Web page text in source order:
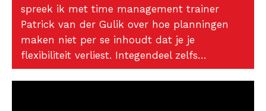
spreek ik met time management trainer
Patrick van der Gulik over hoe planningen
maken niet per se inhoudt dat je je
flexibiliteit verliest. Integendeel zelfs…